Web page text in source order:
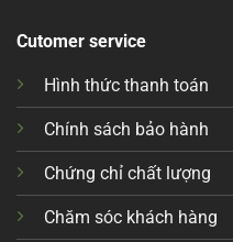
Cutomer service
Hình thức thanh toán
Chính sách bảo hành
Chứng chỉ chất lượng
Chăm sóc khách hàng